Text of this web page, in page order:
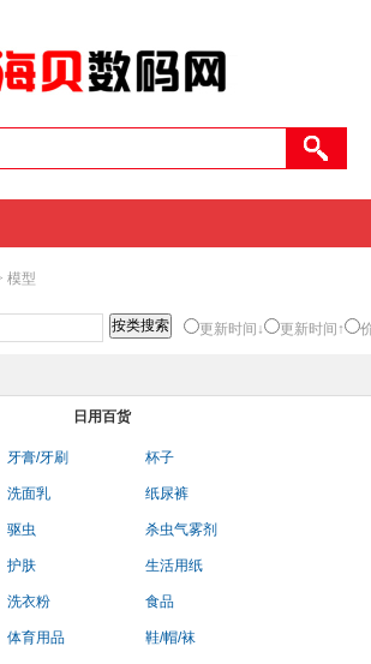
模型
更新时间↓ 更新时间↑
日用百货
牙膏/牙刷 杯子
洗面乳 纸尿裤
驱虫 杀虫气雾剂
护肤 生活用纸
洗衣粉 食品
体育用品 鞋/帽/袜